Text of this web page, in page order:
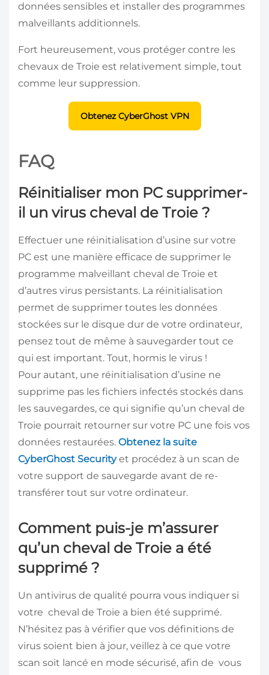
données sensibles et installer des programmes
malveillants additionnels.
Fort heureusement, vous protéger contre les
chevaux de Troie est relativement simple, tout
comme leur suppression.
Obtenez CyberGhost VPN
FAQ
Réinitialiser mon PC supprimer-
il un virus cheval de Troie ?
Effectuer une réinitialisation d’usine sur votre
PC est une manière efficace de supprimer le
programme malveillant cheval de Troie et
d’autres virus persistants. La réinitialisation
permet de supprimer toutes les données
stockées sur le disque dur de votre ordinateur,
pensez tout de même à sauvegarder tout ce
qui est important. Tout, hormis le virus !
Pour autant, une réinitialisation d’usine ne
supprime pas les fichiers infectés stockés dans
les sauvegardes, ce qui signifie qu’un cheval de
Troie pourrait retourner sur votre PC une fois vos
données restaurées. Obtenez la suite
CyberGhost Securityet procédez à un scan de
votre support de sauvegarde avant de re-
transférer tout sur votre ordinateur.
Comment puis-je m’assurer
qu’un cheval de Troie a été
supprimé ?
Un antivirus de qualité pourra vous indiquer si
votre cheval de Troie a bien été supprimé.
N’hésitez pas à vérifier que vos définitions de
virus soient bien à jour, veillez à ce que votre
scan soit lancé en mode sécurisé, afin de vous